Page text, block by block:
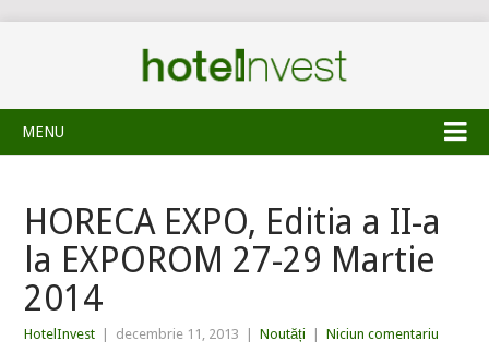
MENU
HORECA EXPO, Editia a II-a
la EXPOROM 27-29 Martie
2014
HotelInvest decembrie 11, 2013 Noutăți Niciun comentariu